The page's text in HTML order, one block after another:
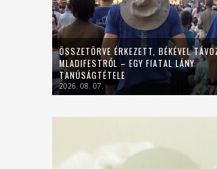
ÖSSZETÖRVE ÉRKEZETT, BÉKÉVEL
MLADIFESTRŐL – EGY FIATAL LÁNY
TANÚSÁGTÉTELE
2026. 08. 07.